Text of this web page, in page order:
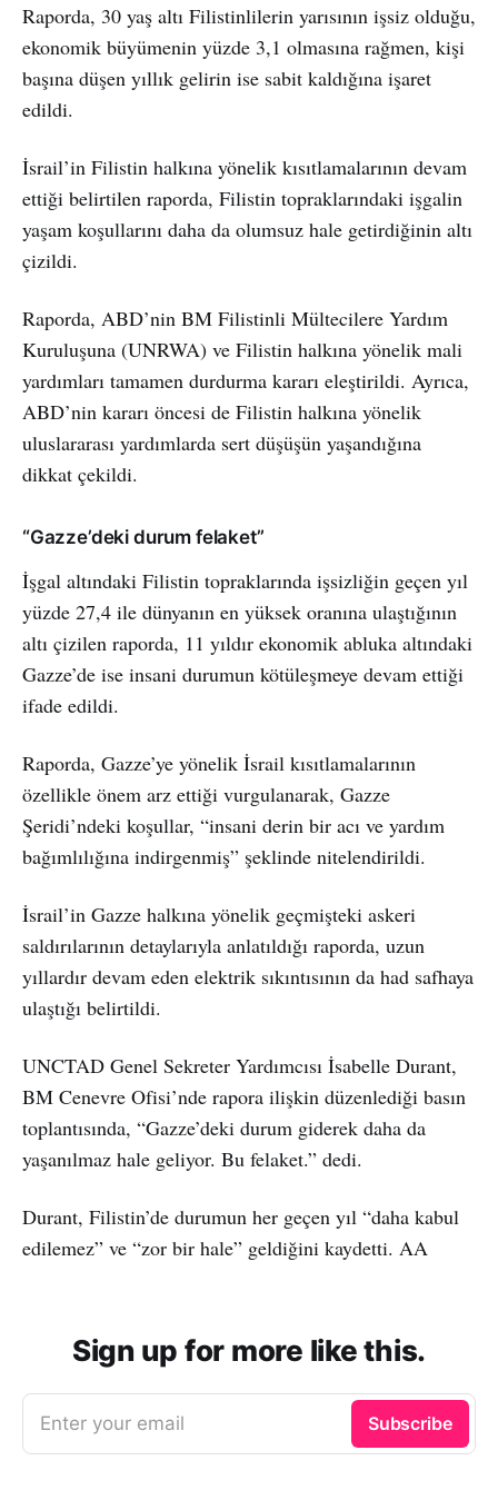
Raporda, 30 yaş altı Filistinlilerin yarısının işsiz olduğu,
ekonomik büyümenin yüzde 3,1 olmasına rağmen, kişi
başına düşen yıllık gelirin ise sabit kaldığına işaret
edildi.
İsrail’in Filistin halkına yönelik kısıtlamalarının devam
ettiği belirtilen raporda, Filistin topraklarındaki işgalin
yaşam koşullarını daha da olumsuz hale getirdiğinin altı
çizildi.
Raporda, ABD’nin BM Filistinli Mültecilere Yardım
Kuruluşuna (UNRWA) ve Filistin halkına yönelik mali
yardımları tamamen durdurma kararı eleştirildi. Ayrıca,
ABD’nin kararı öncesi de Filistin halkına yönelik
uluslararası yardımlarda sert düşüşün yaşandığına
dikkat çekildi.
“Gazze’deki durum felaket”
İşgal altındaki Filistin topraklarında işsizliğin geçen yıl
yüzde 27,4 ile dünyanın en yüksek oranına ulaştığının
altı çizilen raporda, 11 yıldır ekonomik abluka altındaki
Gazze’de ise insani durumun kötüleşmeye devam ettiği
ifade edildi.
Raporda, Gazze’ye yönelik İsrail kısıtlamalarının
özellikle önem arz ettiği vurgulanarak, Gazze
Şeridi’ndeki koşullar, “insani derin bir acı ve yardım
bağımlılığına indirgenmiş” şeklinde nitelendirildi.
İsrail’in Gazze halkına yönelik geçmişteki askeri
saldırılarının detaylarıyla anlatıldığı raporda, uzun
yıllardır devam eden elektrik sıkıntısının da had safhaya
ulaştığı belirtildi.
UNCTAD Genel Sekreter Yardımcısı İsabelle Durant,
BM Cenevre Ofisi’nde rapora ilişkin düzenlediği basın
toplantısında, “Gazze’deki durum giderek daha da
yaşanılmaz hale geliyor. Bu felaket.” dedi.
Durant, Filistin’de durumun her geçen yıl “daha kabul
edilemez” ve “zor bir hale” geldiğini kaydetti. AA
Sign up for more like this.
Enter your email Subscribe